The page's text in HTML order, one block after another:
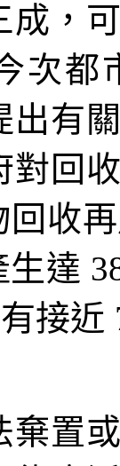
成，
次都
出有
對回
收
達
接
棄置